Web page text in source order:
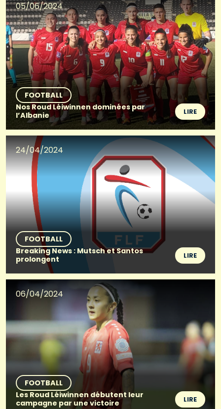
05/06/2024
FOOTBALL
Nos Roud Léiwinnen dominées par
l’Albanie
LIRE
24/04/2024
FOOTBALL
Breaking News : Mutsch et Santos
prolongent
LIRE
06/04/2024
FOOTBALL
Les Roud Léiwinnen débutent leur
campagne par une victoire
LIRE